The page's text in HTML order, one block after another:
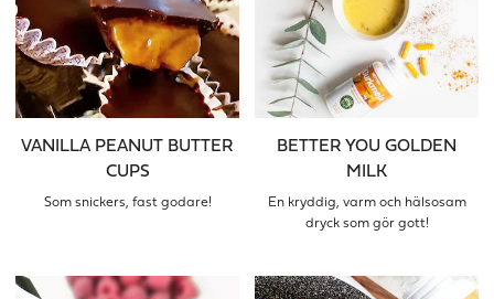
VANILLA PEANUT BUTTER
CUPS
Som snickers, fast godare!
BETTER YOU GOLDEN
MILK
En kryddig, varm och hälsosam
dryck som gör gott!